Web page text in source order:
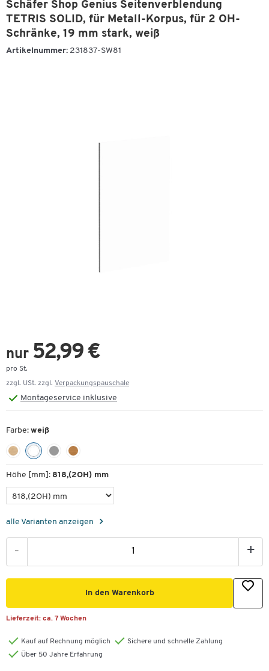
Schäfer Shop Genius Seitenverblendung
TETRIS SOLID, für Metall-Korpus, für 2 OH-
Schränke, 19 mm stark, weiß
Artikelnummer: 231837-SW81
nur 52,99 €
pro St.
zzgl. USt. zzgl. Verpackungspauschale
Montageservice inklusive
Farbe: weiß
Höhe [mm]: 818,(2OH) mm
alle Varianten anzeigen
- +
In den Warenkorb
Lieferzeit: ca. 7 Wochen
Kauf auf Rechnung möglich
Sichere und schnelle Zahlung
Über 50 Jahre Erfahrung